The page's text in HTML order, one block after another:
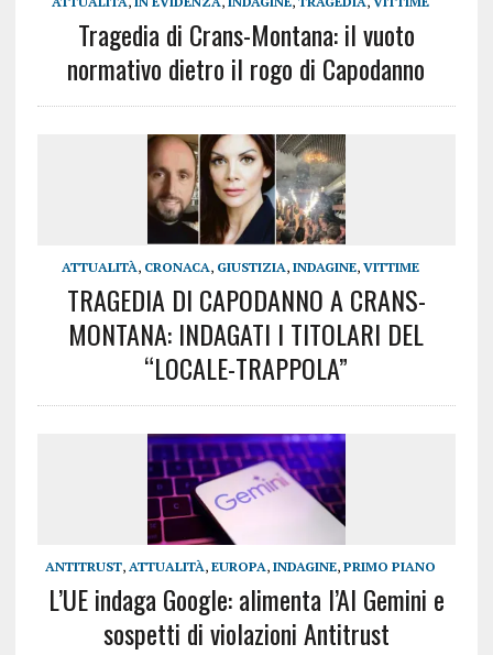
Tragedia di Crans-Montana: il vuoto
normativo dietro il rogo di Capodanno
ATTUALITÀ, CRONACA, GIUSTIZIA,INDAGINE,VITTIME
TRAGEDIA DI CAPODANNO A CRANS-
MONTANA: INDAGATI I TITOLARI DEL
“LOCALE-TRAPPOLA”
ANTITRUST,ATTUALITÀ,EUROPA,INDAGINE,PRIMO PIANO
L’UE indaga Google: alimenta l’AI Gemini e
sospetti di violazioni Antitrust